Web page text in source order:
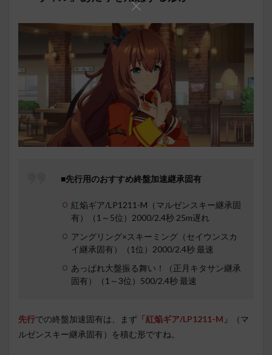
■先行用のおすすめ終盤加速継承固有
紅焔ギア/LP1211-M（マルゼンスキー継承固
有）（1～5位）2000/2.4秒 25m遅れ
アングリング×スキーミング（セイウンスカ
イ継承固有）（1位）2000/2.4秒 最速
あっぱれ大盤振る舞い！（正月キタサン継承
固有）（1～3位）500/2.4秒 最速
先行での終盤加速固有は、まず 「紅焔ギア/LP1211-M」
（マ
ルゼンスキー継承固有）を積む形ですね。